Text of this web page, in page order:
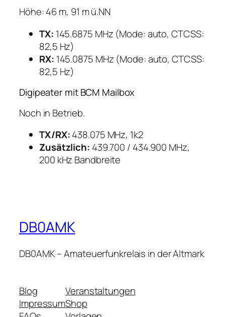
Höhe: 46 m, 91 m ü.NN
TX: 145.6875 MHz (Mode: auto, CTCSS:
82,5 Hz)
RX: 145.0875 MHz (Mode: auto, CTCSS:
82,5 Hz)
Digipeater mit BCM Mailbox
Noch in Betrieb.
TX/RX:438.075 MHz, 1k2
Zusätzlich: 439.700 / 434.900 MHz,
200 kHz Bandbreite
DB0AMK
DB0AMK – Amateuerfunkrelais in der Altmark
Blog
Impressum
Veranstaltungen
Shop